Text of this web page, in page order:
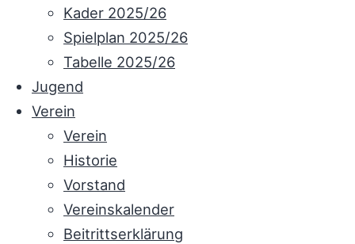
Kader 2025/26
Spielplan 2025/26
Tabelle 2025/26
Jugend
Verein
Verein
Historie
Vorstand
Vereinskalender
Beitrittserklärung